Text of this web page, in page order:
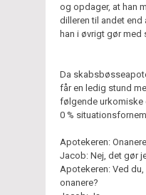
og opdager, at han
dilleren til andet end
han i øvrigt gør med
Da
får en ledig stund
følgende urkomiske
0 %
Apotekeren:
Jacob: Nej, det gør
Apotekeren: Ved
onanere?